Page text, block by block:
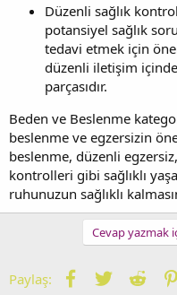
Düzenli sağlık
potansiyel sağlık
tedavi etmek için
düzenli iletişim
parçasıdır.
Beden ve Beslenme
beslenme ve egzersizin
beslenme, düzenli
kontrolleri gibi sağlıklı
ruhunuzun sağlıklı
Cevap yazmak
Paylaş: Facebook
TwitterReddit